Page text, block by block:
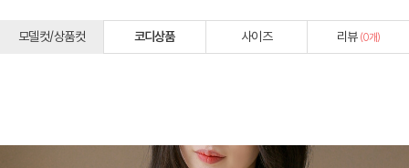
모델컷/상품컷 코디상품 사이즈 리뷰 (0개)